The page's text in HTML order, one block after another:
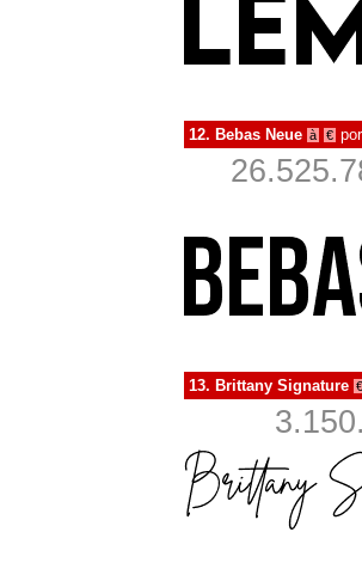
12. Bebas Neue à € por
13. Brittany Signature €